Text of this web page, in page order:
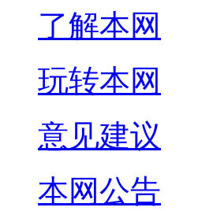
了解本网
玩转本网
意见建议
本网公告